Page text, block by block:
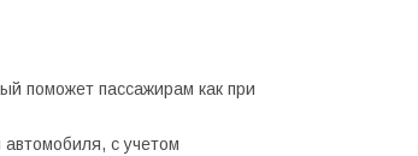
поможет пассажирам как при
с учетом